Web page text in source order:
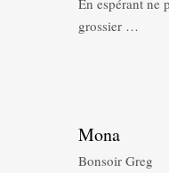
En espérant ne
grossier …
Mona
Bonsoir Greg